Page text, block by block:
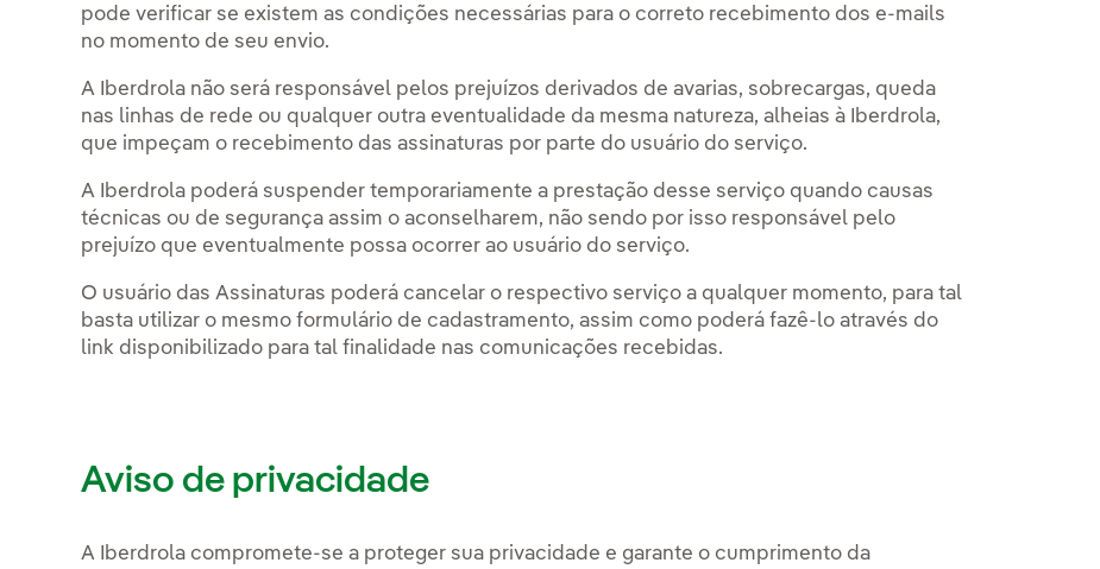
pode verificar se existem as condições necessárias para o correto recebimento dos e-mails
no momento de seu envio.
A Iberdrola não será responsável pelos prejuízos derivados de avarias, sobrecargas, queda
nas linhas de rede ou qualquer outra eventualidade da mesma natureza, alheias à Iberdrola,
que impeçam o recebimento das assinaturas por parte do usuário do serviço.
A Iberdrola poderá suspender temporariamente a prestação desse serviço quando causas
técnicas ou de segurança assim o aconselharem, não sendo por isso responsável pelo
prejuízo que eventualmente possa ocorrer ao usuário do serviço.
O usuário das Assinaturas poderá cancelar o respectivo serviço a qualquer momento, para tal
basta utilizar o mesmo formulário de cadastramento, assim como poderá fazê-lo através do
link disponibilizado para tal finalidade nas comunicações recebidas.
Aviso de privacidade
A Iberdrola compromete-se a proteger sua privacidade e garante o cumprimento da